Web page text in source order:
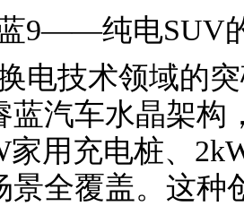
电技术领域的
蓝汽车水晶架构
家用充电桩、
景全覆盖。这种